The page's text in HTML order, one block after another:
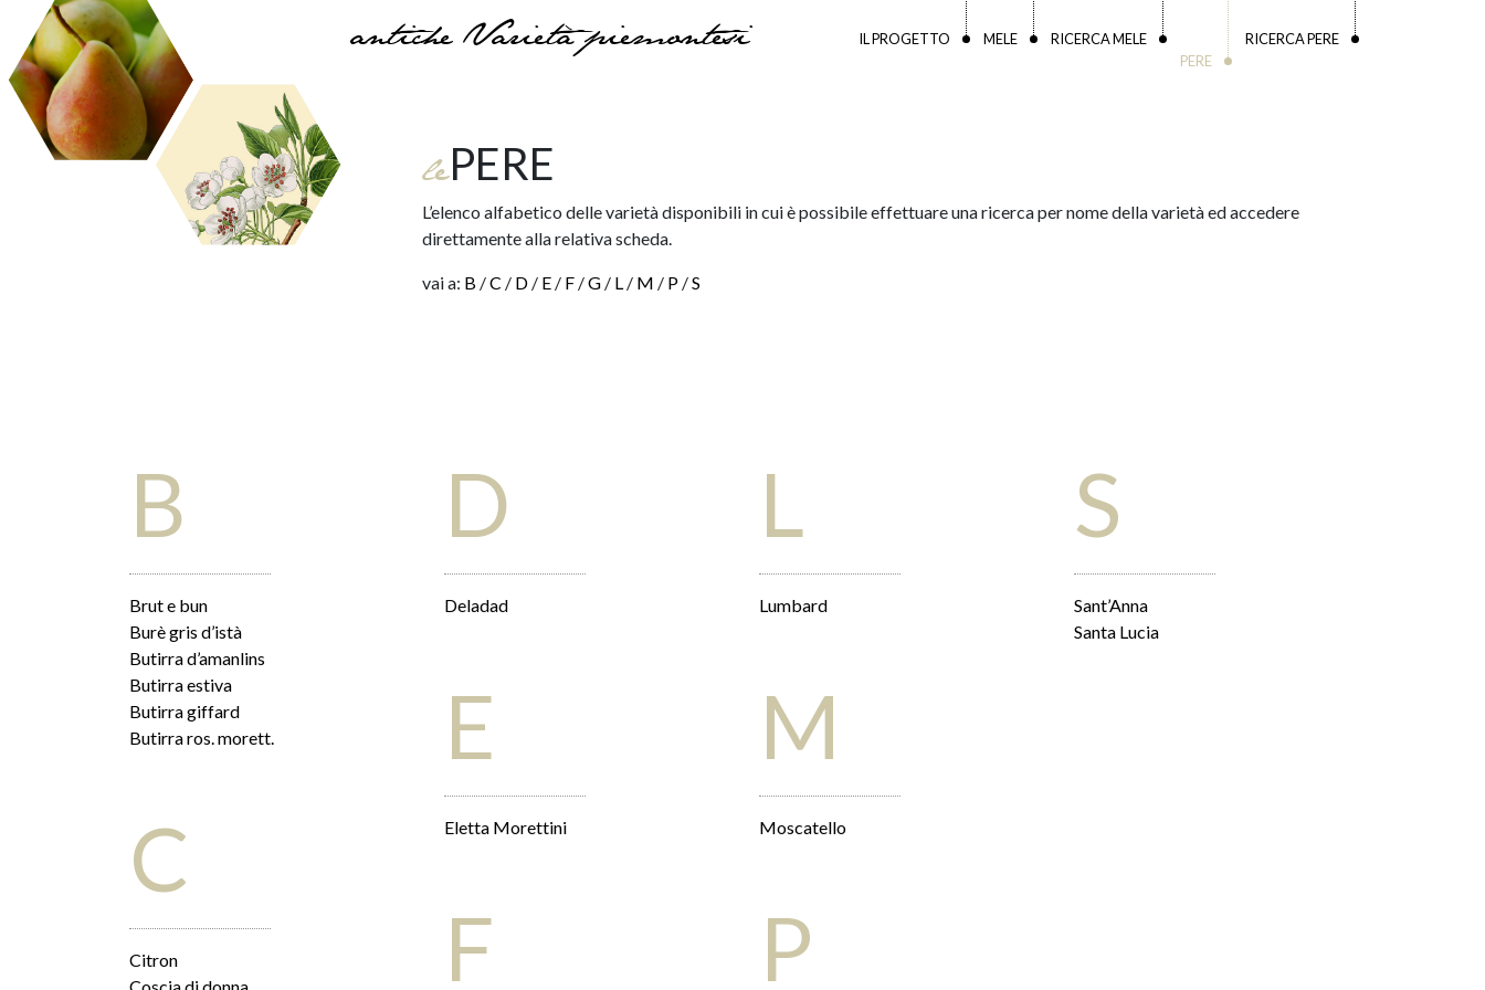
antiche Varietà piemontesi IL PROGETTO MELE
RICERCA MELE
PERE
RICERCA PERE
lePERE
L’elenco alfabetico delle varietà disponibili in cui è possibile effettuare una ricerca per nome della varietà ed accedere
direttamente alla relativa scheda.
vai a: B /C / D / E / F /G / L / M / P /S
B
Brut e bun
Burè gris d’istà
Butirra d’amanlins
Butirra estiva
Butirra giffard
Butirra ros. morett.
C
Citron
D
Deladad
E
Eletta Morettini
F
L
Lumbard
M
Moscatello
P
S
Sant’Anna
Santa Lucia